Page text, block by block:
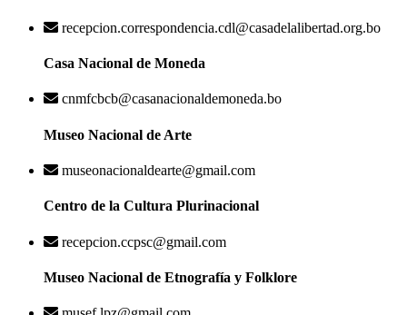
recepcion.correspondencia.cdl@casadelalibertad.org.bo
Casa Nacional de Moneda
cnmfcbcb@casanacionaldemoneda.bo
Museo Nacional de Arte
museonacionaldearte@gmail.com
Centro de la Cultura Plurinacional
recepcion.ccpsc@gmail.com
Museo Nacional de Etnografía y Folklore